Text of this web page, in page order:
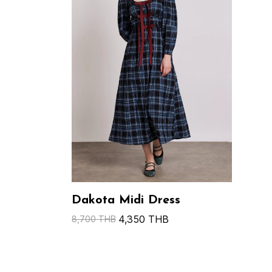
Dakota Midi Dress
8,700 THB 4,350 THB